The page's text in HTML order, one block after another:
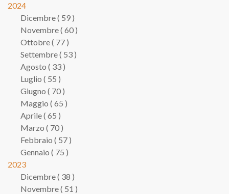
2024
Dicembre ( 59 )
Novembre ( 60 )
Ottobre ( 77 )
Settembre ( 53 )
Agosto ( 33 )
Luglio ( 55 )
Giugno ( 70 )
Maggio ( 65 )
Aprile ( 65 )
Marzo ( 70 )
Febbraio ( 57 )
Gennaio ( 75 )
2023
Dicembre ( 38 )
Novembre ( 51 )